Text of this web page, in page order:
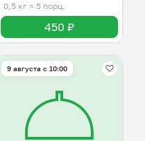
0,5 кг ≈ 5 порц.
450 ₽
9 августа с 10:00